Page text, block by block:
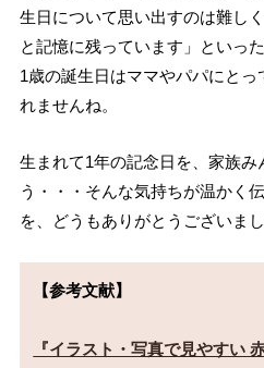
生日について思い出すのは難し
と記憶に残っています」といっ
1歳の誕生日はママやパパにと
れませんね。
生まれて1年の記念日を、家族み
う・・・そんな気持ちが温かく
を、どうもありがとうございまし
【参考文献】
『イラスト・写真で見やすい